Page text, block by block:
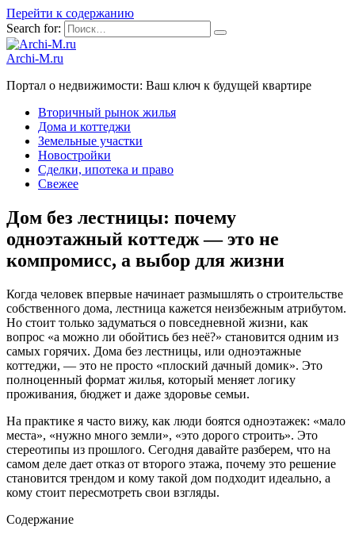
Перейти к содержанию
Search for:
Archi-M.ru
Портал о недвижимости: Ваш ключ к будущей квартире
Вторичный рынок жилья
Дома и коттеджи
Земельные участки
Новостройки
Сделки, ипотека и право
Свежее
Дом без лестницы: почему
одноэтажный коттедж — это не
компромисс, а выбор для жизни
Когда человек впервые начинает размышлять о строительстве
собственного дома, лестница кажется неизбежным атрибутом.
Но стоит только задуматься о повседневной жизни, как
вопрос «а можно ли обойтись без неё?» становится одним из
самых горячих. Дома без лестницы, или одноэтажные
коттеджи, — это не просто «плоский дачный домик». Это
полноценный формат жилья, который меняет логику
проживания, бюджет и даже здоровье семьи.
На практике я часто вижу, как люди боятся одноэтажек: «мало
места», «нужно много земли», «это дорого строить». Это
стереотипы из прошлого. Сегодня давайте разберем, что на
самом деле дает отказ от второго этажа, почему это решение
становится трендом и кому такой дом подходит идеально, а
кому стоит пересмотреть свои взгляды.
Содержание